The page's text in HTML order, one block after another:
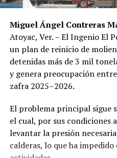
Miguel Ángel Contreras
Atoyac, Ver. – El Ingenio El
un plan de reinicio de
detenidas más de 3 mil
y genera preocupación
zafra 2025–2026.
El problema principal sigue
el cual, por sus condiciones
levantar la presión
calderas, lo que ha